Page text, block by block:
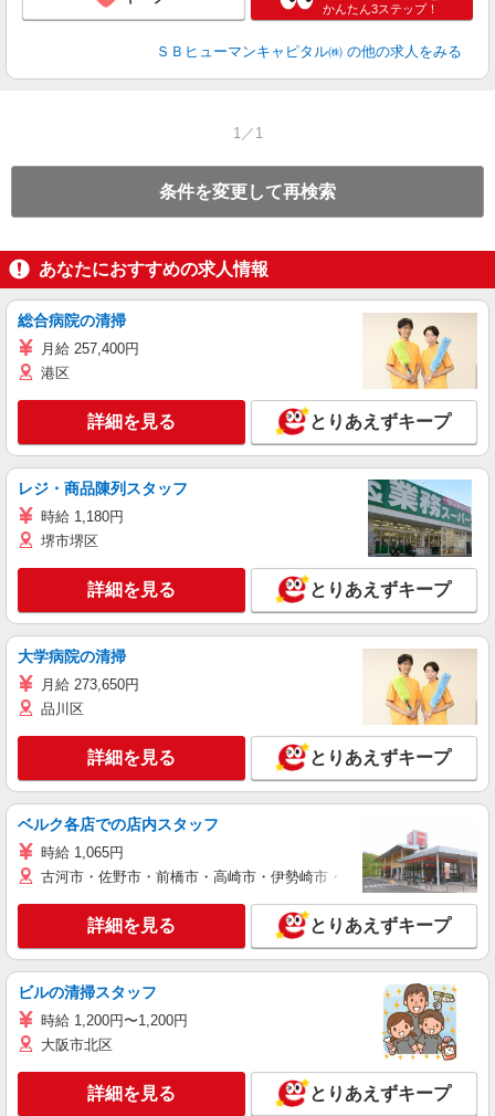
かんたん3ステップ！
ＳＢヒューマンキャピタル㈱ の他の求人をみる
1／1
条件を変更して再検索
あなたにおすすめの求人情報
総合病院の清掃
月給 257,400円
港区
詳細を見る とりあえずキープ
レジ・商品陳列スタッフ
時給 1,180円
堺市堺区
詳細を見る とりあえずキープ
大学病院の清掃
月給 273,650円
品川区
詳細を見る とりあえずキープ
ベルク各店での店内スタッフ
時給 1,065円
古河市・佐野市・前橋市・高崎市・伊勢崎市・太田市・館林市・藤
詳細を見る とりあえずキープ
ビルの清掃スタッフ
時給 1,200円〜1,200円
大阪市北区
詳細を見る とりあえずキープ